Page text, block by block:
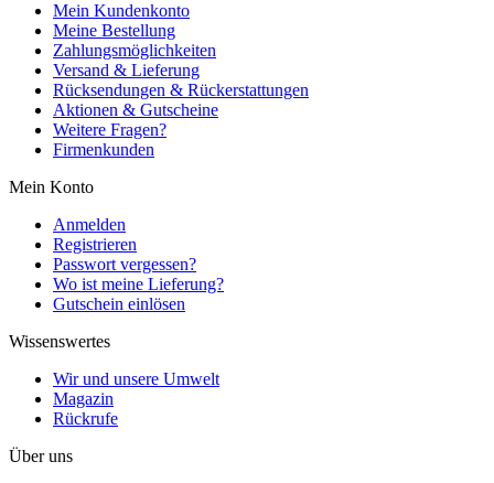
Mein Kundenkonto
Meine Bestellung
Zahlungsmöglichkeiten
Versand & Lieferung
Rücksendungen & Rückerstattungen
Aktionen & Gutscheine
Weitere Fragen?
Firmenkunden
Mein Konto
Anmelden
Registrieren
Passwort vergessen?
Wo ist meine Lieferung?
Gutschein einlösen
Wissenswertes
Wir und unsere Umwelt
Magazin
Rückrufe
Über uns